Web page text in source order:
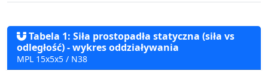
Tabela 1: Siła prostopadła statyczna (siła vs
odległość) - wykres oddziaływania
MPL 15x5x5 / N38